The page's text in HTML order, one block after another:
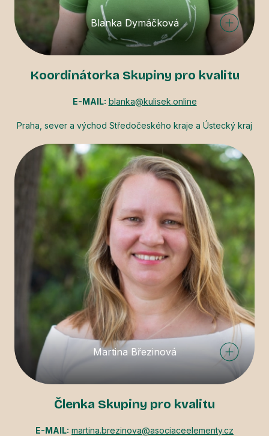
Blanka Dymáčková
Koordinátorka Skupiny pro kvalitu
E-MAIL: blanka@kulisek.online
Praha, sever a východ Středočeského kraje a Ústecký kraj
Martina Březinová
Členka Skupiny pro kvalitu
E-MAIL: martina.brezinova@asociaceelementy.cz